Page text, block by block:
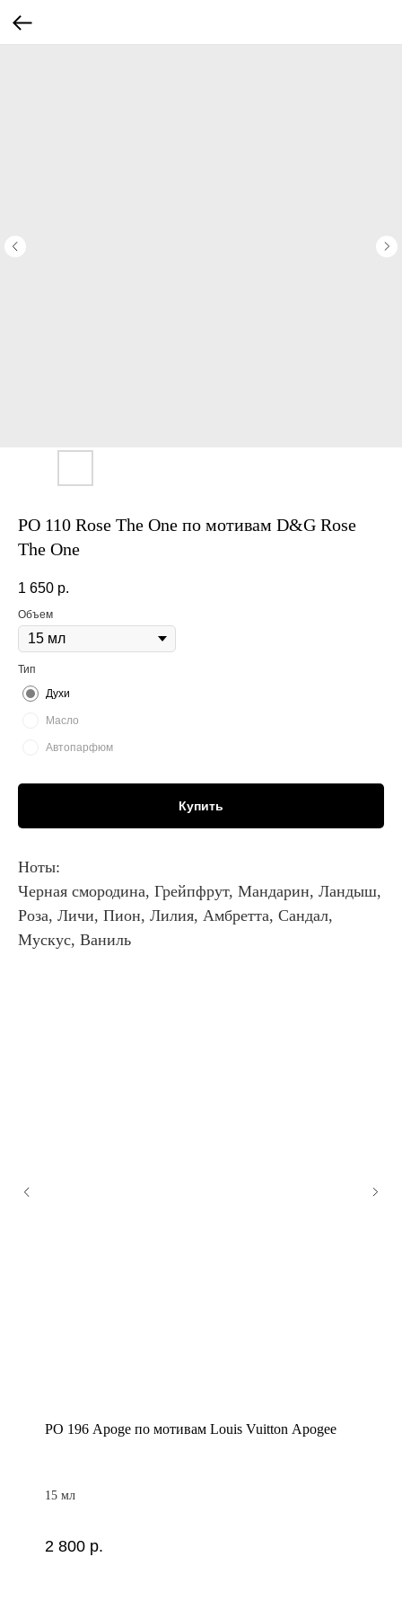
PO 110 Rose The One по мотивам D&G Rose
The One
1 650 р.
Объем
Тип
Духи
Масло
Автопарфюм
Купить
Ноты:
Черная смородина, Грейпфрут, Мандарин, Ландыш,
Роза, Личи, Пион, Лилия, Амбретта, Сандал,
Мускус, Ваниль
PO 196 Apoge по мотивам Louis Vuitton Apogee
15 мл
2 800 р.